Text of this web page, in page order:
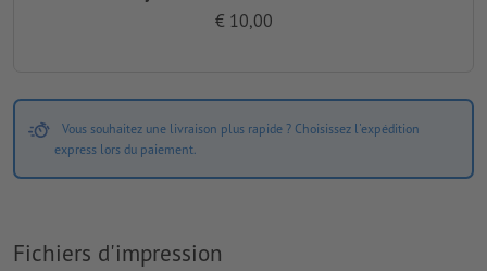
€ 10,00
Vous souhaitez une livraison plus rapide ? Choisissez l'expédition
express lors du paiement.
Fichiers d'impression